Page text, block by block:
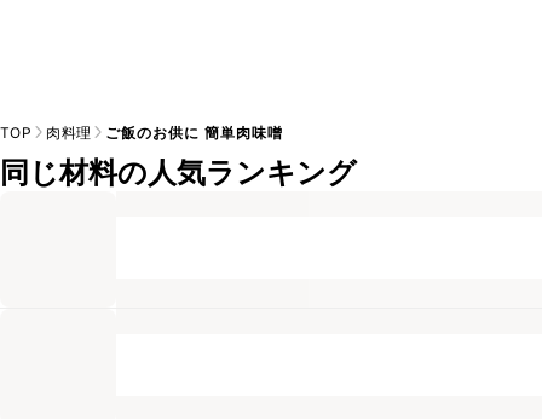
TOP 肉料理 ご飯のお供に 簡単肉味噌
同じ材料の人気ランキング